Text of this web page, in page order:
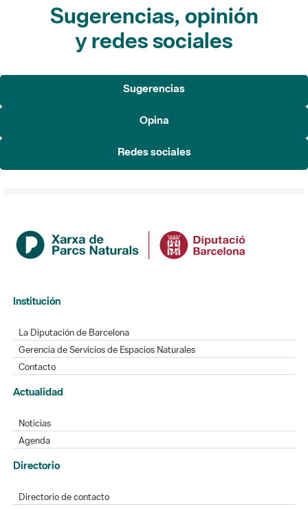
Sugerencias, opinión
y redes sociales
Sugerencias
Opina
Redes sociales
Institución
La Diputación de Barcelona
Gerencia de Servicios de Espacios Naturales
Contacto
Actualidad
Noticias
Agenda
Directorio
Directorio de contacto